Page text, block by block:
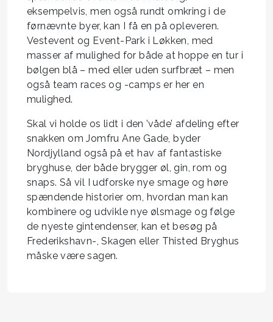
eksempelvis, men også rundt omkring i de
førnævnte byer, kan I få en på opleveren.
Vestevent og Event-Park i Løkken, med
masser af mulighed for både at hoppe en tur i
bølgen blå – med eller uden surfbræt – men
også team races og -camps er her en
mulighed.
Skal vi holde os lidt i den ’våde’ afdeling efter
snakken om Jomfru Ane Gade, byder
Nordjylland også på et hav af fantastiske
bryghuse, der både brygger øl, gin, rom og
snaps. Så vil I udforske nye smage og høre
spændende historier om, hvordan man kan
kombinere og udvikle nye ølsmage og følge
de nyeste gintendenser, kan et besøg på
Frederikshavn-, Skagen eller Thisted Bryghus
måske være sagen.